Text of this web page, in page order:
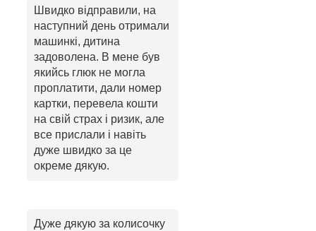
Швидко відправили, на
наступний день отримали
машинкі, дитина
задоволена. В мене був
якийсь глюк не могла
проплатити, дали номер
картки, перевела кошти
на свій страх і ризик, але
все прислали і навіть
дуже швидко за це
окреме дякую.
Дуже дякую за колисочку